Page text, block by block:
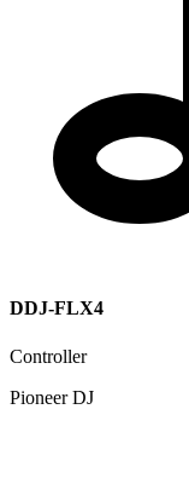
DDJ-FLX4
Controller
Pioneer DJ